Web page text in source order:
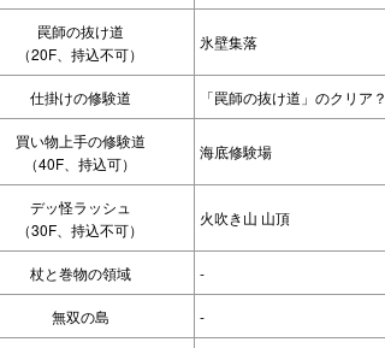
罠師の抜け道
（20F、持込不可）
氷壁集落
仕掛けの修験道 「罠師の抜け道」のクリア？
買い物上手の修験道
（40F、持込可）
海底修験場
デッ怪ラッシュ
（30F、持込不可）
火吹き山 山頂
杖と巻物の領域 -
無双の島 -